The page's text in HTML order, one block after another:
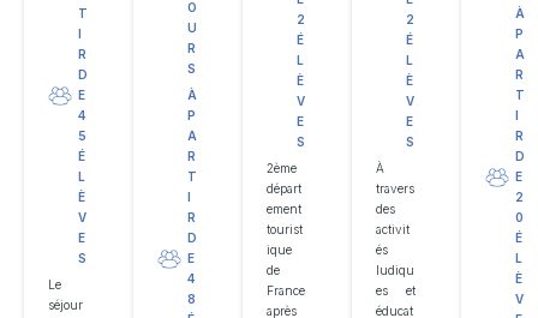
T
I
R
D
E
4
5
É
L
È
V
E
S
Le
séjour
O
U
R
S
À
P
A
R
T
R
D
E
4
8
2
É
L
È
V
E
S
2ème
départ
ement
tourist
ique
de
France
après
2
É
L
È
V
E
S
À
travers
des
activit
és
ludiqu
es et
éducat
À
P
A
R
T
I
R
D
E
2
0
É
L
È
V